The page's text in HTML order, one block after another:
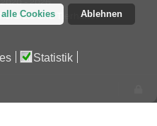
Cookies Ablehnen
Statistik
und Tierhalter